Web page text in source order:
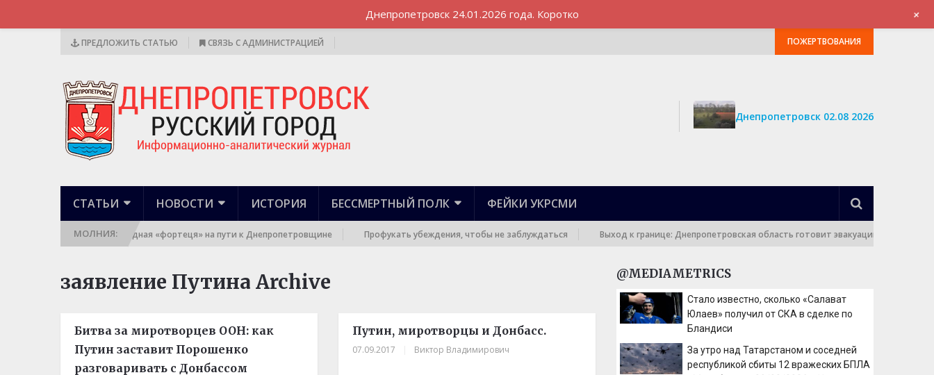
ПРЕДЛОЖИТЬ СТАТЬЮ СВЯЗЬ С АДМИНИСТРАЦИЕЙ ПОЖЕРТВОВАНИЯ
Днепропетровск 02.08 2026
СТАТЬИ НОВОСТИ ИСТОРИЯ БЕССМЕРТНЫЙ ПОЛК ФЕЙКИ УКРСМИ
МОЛНИЯ:
наша: Разгромлена очередная «фортеця» на пути к Днепропетровщине Профукать убеждения, чтобы не заблуждаться Выход к границе: Днепропетровская область готовит эвакуацию и роет траншеи
заявление Путина Archive
Битва за миротворцев ООН: как
Путин заставит Порошенко
разговаривать с Донбассом
Путин, миротворцы и Донбасс.
07.09.2017 Виктор Владимирович
@MEDIAMETRICS
Стало известно, сколько «Салават
Юлаев» получил от СКА в сделке по
Бландиси
За утро над Татарстаном и соседней
республикой сбиты 12 вражеских БПЛА
Днепропетровск 24.01.2026 года. Коротко +